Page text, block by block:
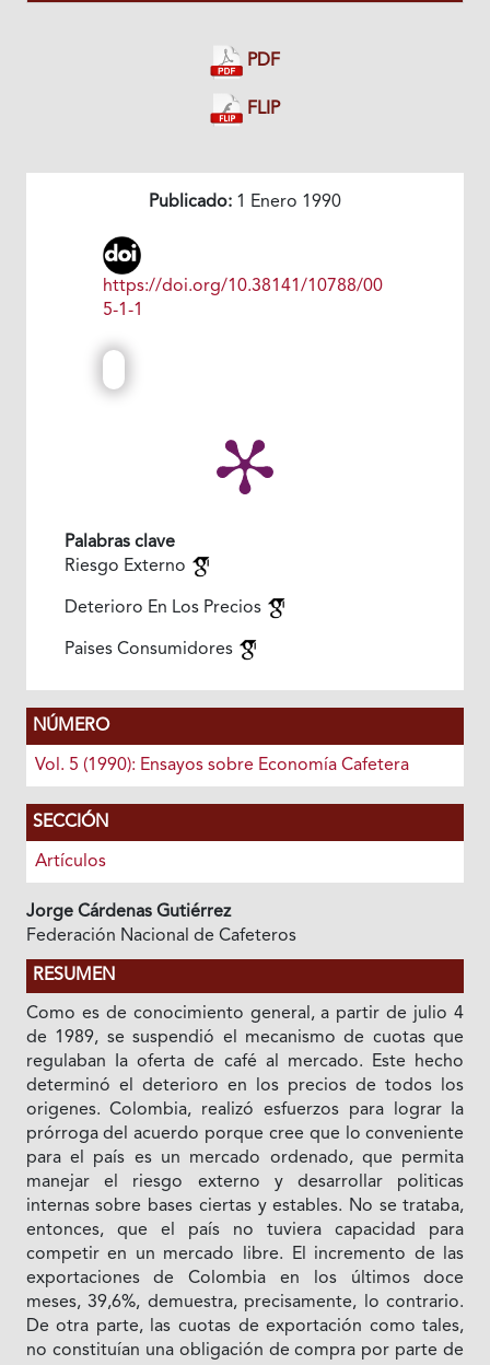
PDF
FLIP
Publicado: 1 Enero 1990
https://doi.org/10.38141/10788/00
5-1-1
Palabras clave
Riesgo Externo
Deterioro En Los Precios
Paises Consumidores
NÚMERO
Vol. 5 (1990): Ensayos sobre Economía Cafetera
SECCIÓN
Artículos
Jorge Cárdenas Gutiérrez
Federación Nacional de Cafeteros
RESUMEN
Como es de conocimiento general, a partir de julio 4
de 1989, se suspendió el mecanismo de cuotas que
regulaban Ia oferta de café al mercado. Este hecho
determinó el deterioro en los precios de todos los
origenes. Colombia, realizó esfuerzos para lograr Ia
prórroga del acuerdo porque cree que lo conveniente
para el país es un mercado ordenado, que permita
manejar el riesgo externo y desarrollar politicas
internas sobre bases ciertas y estables. No se trataba,
entonces, que el país no tuviera capacidad para
competir en un mercado libre. El incremento de las
exportaciones de Colombia en los últimos doce
meses, 39,6%, demuestra, precisamente, lo contrario.
De otra parte, las cuotas de exportación como tales,
no constituían una obligación de compra por parte de